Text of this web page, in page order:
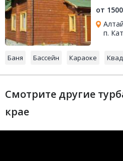
от
п.
Баня Бассейн Караоке
Смотрите другие
крае